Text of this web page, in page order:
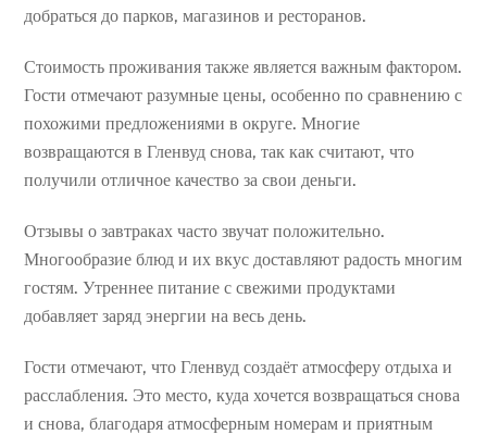
добраться до парков, магазинов и ресторанов.
Стоимость проживания также является важным фактором.
Гости отмечают разумные цены, особенно по сравнению с
похожими предложениями в округе. Многие
возвращаются в Гленвуд снова, так как считают, что
получили отличное качество за свои деньги.
Отзывы о завтраках часто звучат положительно.
Многообразие блюд и их вкус доставляют радость многим
гостям. Утреннее питание с свежими продуктами
добавляет заряд энергии на весь день.
Гости отмечают, что Гленвуд создаёт атмосферу отдыха и
расслабления. Это место, куда хочется возвращаться снова
и снова, благодаря атмосферным номерам и приятным